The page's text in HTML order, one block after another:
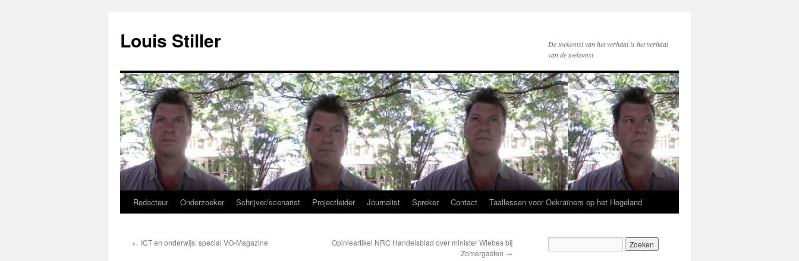
inhoud
Louis Stiller
De toekomst van het verhaal is het verhaal
van de toekomst
Redacteur Onderzoeker Schrijver/scenarist Projectleider Journalist Spreker Contact Taallessen voor Oekraïners op het Hogeland
← ICT en onderwijs: special VO-Magazine
Opinieartikel NRC Handelsblad over minister Wiebes bij
Zomergasten →